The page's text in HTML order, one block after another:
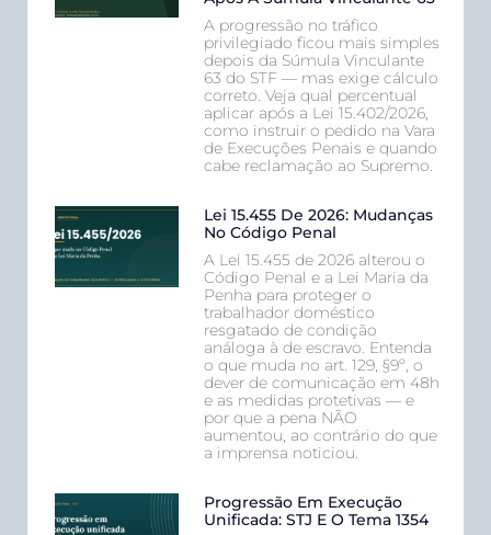
A progressão no tráfico
privilegiado ficou mais simples
depois da Súmula Vinculante
63 do STF — mas exige cálculo
correto. Veja qual percentual
aplicar após a Lei 15.402/2026,
como instruir o pedido na Vara
de Execuções Penais e quando
cabe reclamação ao Supremo.
Lei 15.455 De 2026: Mudanças
No Código Penal
A Lei 15.455 de 2026 alterou o
Código Penal e a Lei Maria da
Penha para proteger o
trabalhador doméstico
resgatado de condição
análoga à de escravo. Entenda
o que muda no art. 129, §9º, o
dever de comunicação em 48h
e as medidas protetivas — e
por que a pena NÃO
aumentou, ao contrário do que
a imprensa noticiou.
Progressão Em Execução
Unificada: STJ E O Tema 1354